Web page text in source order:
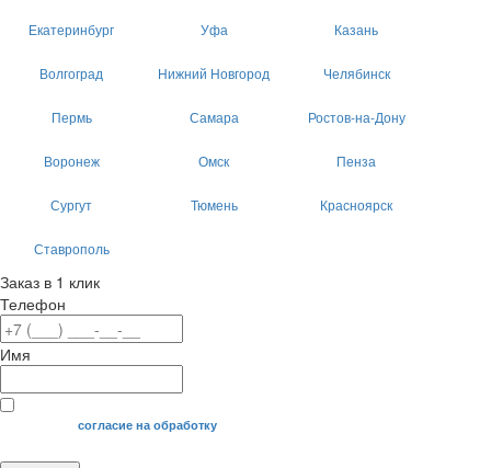
Екатеринбург Уфа Казань
Волгоград Нижний Новгород Челябинск
Пермь Самара Ростов-на-Дону
Воронеж Омск Пенза
Сургут Тюмень Красноярск
Ставрополь
Заказ в 1 клик
Телефон
Имя
Я даю своесогласие на обработку